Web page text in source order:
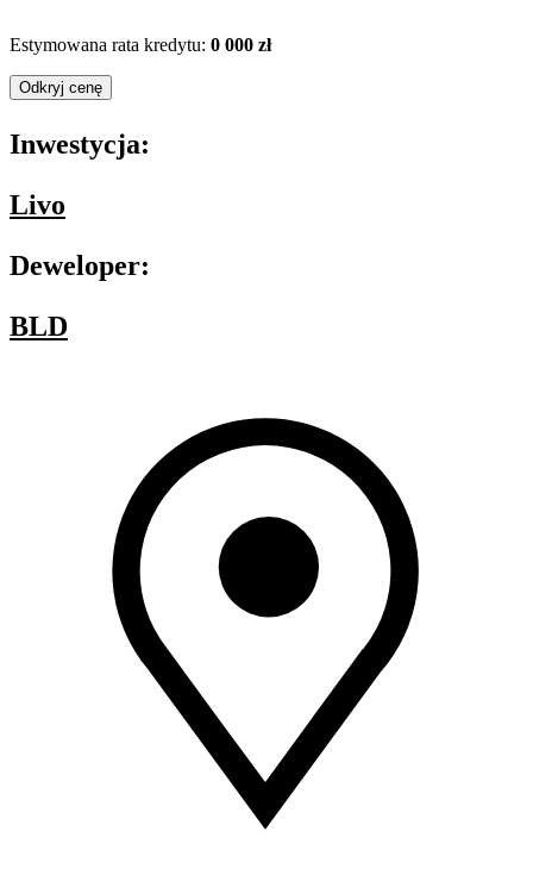
Estymowana rata kredytu: 0 000 zł
Odkryj cenę
Inwestycja:
Livo
Deweloper:
BLD